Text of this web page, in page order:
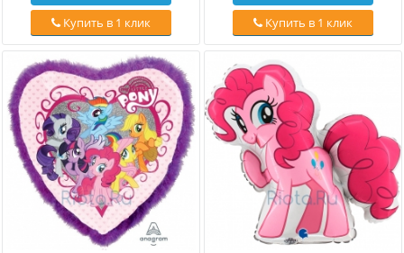
Купить в 1 клик Купить в 1 клик